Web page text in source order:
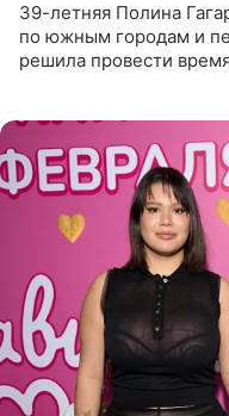
39-летняя Полина
по южным городам и
решила провести